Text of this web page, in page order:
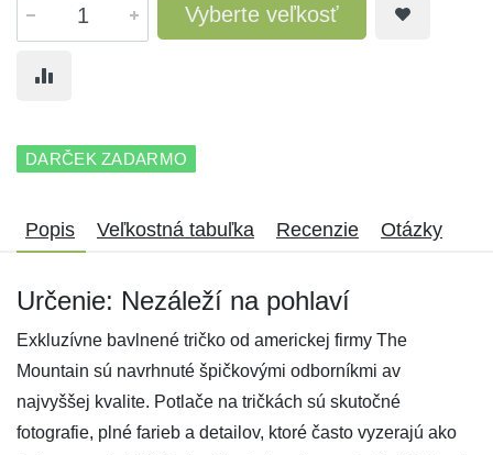
Vyberte veľkosť
DARČEK ZADARMO
Popis Veľkostná tabuľka Recenzie Otázky
Určenie: Nezáleží na pohlaví
Exkluzívne bavlnené tričko od americkej firmy The
Mountain sú navrhnuté špičkovými odborníkmi av
najvyššej kvalite. Potlače na tričkách sú skutočné
fotografie, plné farieb a detailov, ktoré často vyzerajú ako